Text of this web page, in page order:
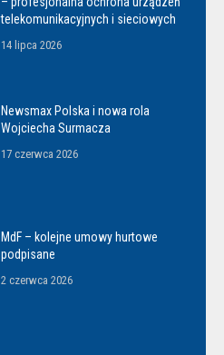
telekomunikacyjnych i sieciowych
14 lipca 2026
Newsmax Polska i nowa rola
Wojciecha Surmacza
17 czerwca 2026
MdF – kolejne umowy hurtowe
podpisane
2 czerwca 2026